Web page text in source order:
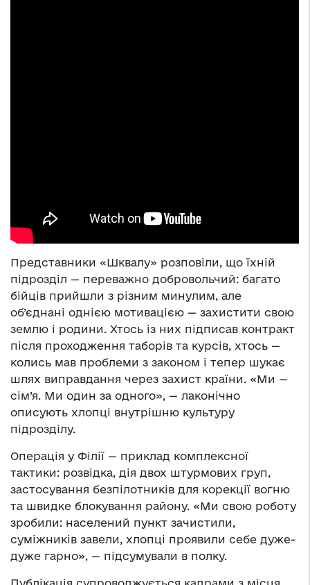
Представники «Шквалу» розповіли, що їхній
підрозділ — переважно добровольчий: багато
бійців прийшли з різним минулим, але
об’єднані однією мотивацією — захистити свою
землю і родини. Хтось із них підписав контракт
після проходження таборів та курсів, хтось —
колись мав проблеми з законом і тепер шукає
шлях виправдання через захист країни. «Ми —
сім’я. Ми один за одного», — лаконічно
описують хлопці внутрішню культуру
підрозділу.
Операція у Філії — приклад комплексної
тактики: розвідка, дія двох штурмових груп,
застосування безпілотників для корекції вогню
та швидке блокування району. «Ми свою роботу
зробили: населений пункт зачистили,
суміжників завели, хлопці проявили себе дуже-
дуже гарно», — підсумували в полку.